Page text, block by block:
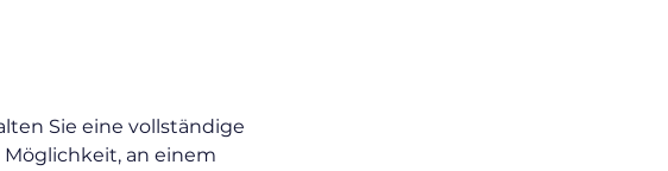
Sie eine vollständige
an einem